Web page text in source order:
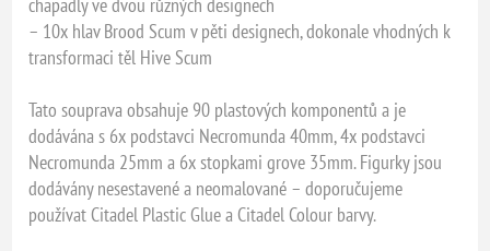
chapadly ve dvou různých designech
– 10x hlav Brood Scum v pěti designech, dokonale vhodných k
transformaci těl Hive Scum
Tato souprava obsahuje 90 plastových komponentů a je
dodávána s 6x podstavci Necromunda 40mm, 4x podstavci
Necromunda 25mm a 6x stopkami grove 35mm. Figurky jsou
dodávány nesestavené a neomalované – doporučujeme
používat Citadel Plastic Glue a Citadel Colour barvy.